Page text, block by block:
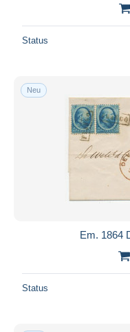
Status
Neu
Em. 1864
Status